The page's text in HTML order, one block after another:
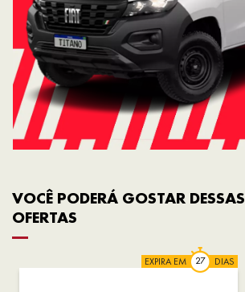
VOCÊ PODERÁ GOSTAR DESSAS
OFERTAS
EXPIRA EM DIAS